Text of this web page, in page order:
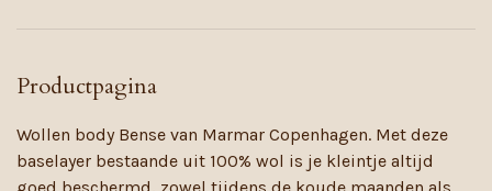
Productpagina
Wollen body Bense van Marmar Copenhagen. Met deze
baselayer bestaande uit 100% wol is je kleintje altijd